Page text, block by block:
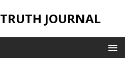
JOURNAL